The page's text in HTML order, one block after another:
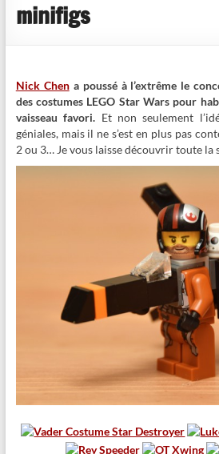
minifigs
Nick Chena poussé à l’extrême le
des costumes LEGO Star Wars pour
vaisseau favori. Et non seulement
géniales, mais il ne s’est en plus pas
2 ou 3… Je vous laisse découvrir toute la